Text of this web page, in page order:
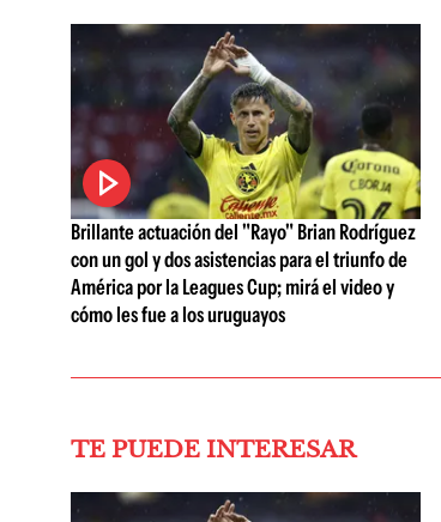
Brillante actuación del "Rayo" Brian Rodríguez
con un gol y dos asistencias para el triunfo de
América por la Leagues Cup; mirá el video y
cómo les fue a los uruguayos
TE PUEDE INTERESAR